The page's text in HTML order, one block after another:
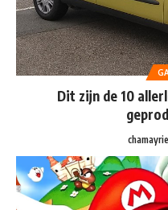
Dit zijn de 10